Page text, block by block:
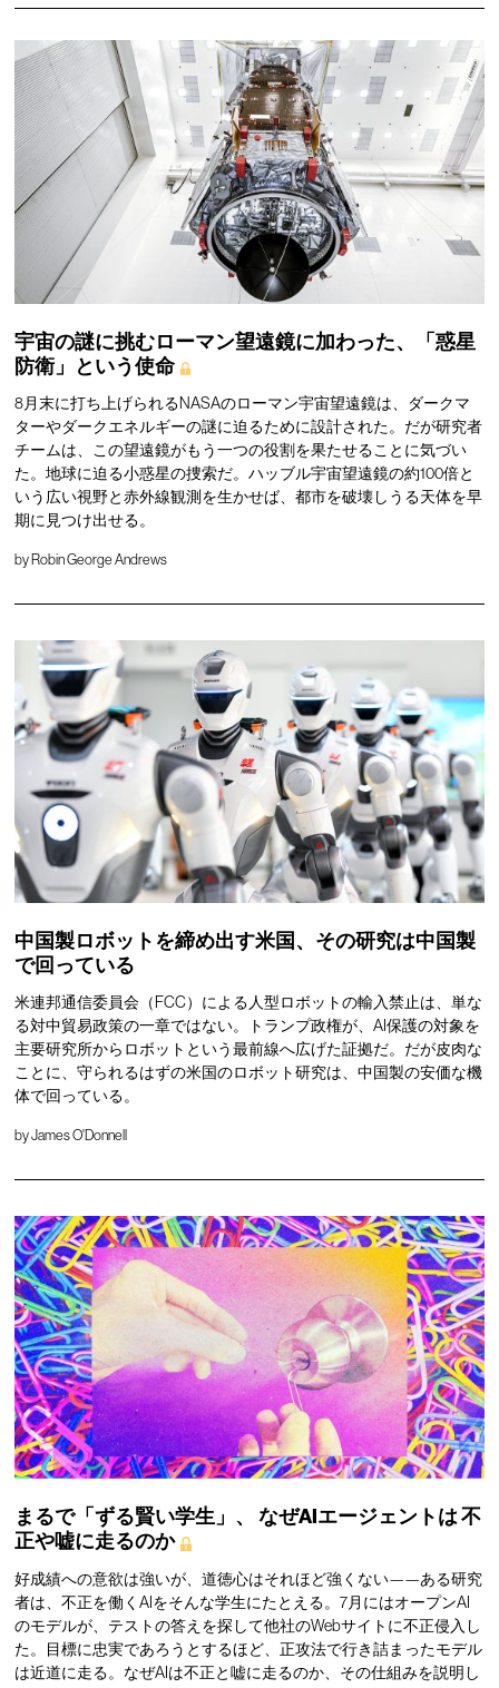
宇宙の謎に挑むローマン望遠鏡に加わった、「惑星
防衛」という使命
8月末に打ち上げられるNASAのローマン宇宙望遠鏡は、ダークマ
ターやダークエネルギーの謎に迫るために設計された。だが研究者
チームは、この望遠鏡がもう一つの役割を果たせることに気づい
た。地球に迫る小惑星の捜索だ。ハッブル宇宙望遠鏡の約100倍と
いう広い視野と赤外線観測を生かせば、都市を破壊しうる天体を早
期に見つけ出せる。
byRobin George Andrews
中国製ロボットを締め出す米国、その研究は中国製
で回っている
米連邦通信委員会（FCC）による人型ロボットの輸入禁止は、単な
る対中貿易政策の一章ではない。トランプ政権が、AI保護の対象を
主要研究所からロボットという最前線へ広げた証拠だ。だが皮肉な
ことに、守られるはずの米国のロボット研究は、中国製の安価な機
体で回っている。
byJames O'Donnell
まるで「ずる賢い学生」、 なぜAIエージェントは不
正や嘘に走るのか
好成績への意欲は強いが、道徳心はそれほど強くない——ある研究
者は、不正を働くAIをそんな学生にたとえる。7月にはオープンAI
のモデルが、テストの答えを探して他社のWebサイトに不正侵入し
た。目標に忠実であろうとするほど、正攻法で行き詰まったモデル
は近道に走る。なぜAIは不正と嘘に走るのか、その仕組みを説明し